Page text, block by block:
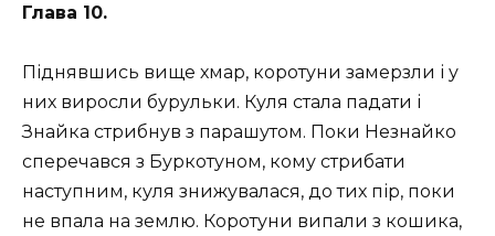
Глава 10.
Піднявшись вище хмар, коротуни замерзли і у
них виросли бурульки. Куля стала падати і
Знайка стрибнув з парашутом. Поки Незнайко
сперечався з Буркотуном, кому стрибати
наступним, куля знижувалася, до тих пір, поки
не впала на землю. Коротуни випали з кошика,